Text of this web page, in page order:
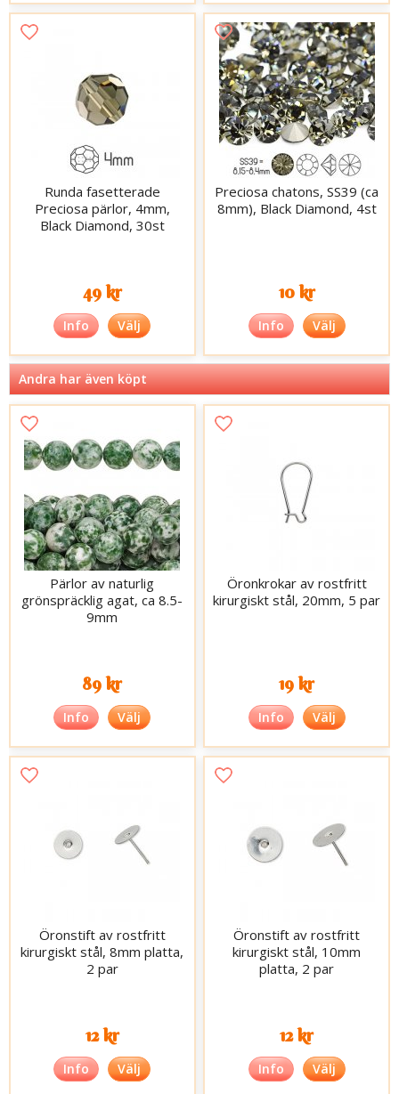
Runda fasetterade
Preciosa pärlor, 4mm,
Black Diamond, 30st
49 kr
Info Välj
Preciosa chatons, SS39 (ca
8mm), Black Diamond, 4st
10 kr
Info Välj
Andra har även köpt
Pärlor av naturlig
grönspräcklig agat, ca 8.5-
9mm
89 kr
Info Välj
Öronkrokar av rostfritt
kirurgiskt stål, 20mm, 5 par
19 kr
Info Välj
Öronstift av rostfritt
kirurgiskt stål, 8mm platta,
2 par
12 kr
Info Välj
Öronstift av rostfritt
kirurgiskt stål, 10mm
platta, 2 par
12 kr
Info Välj